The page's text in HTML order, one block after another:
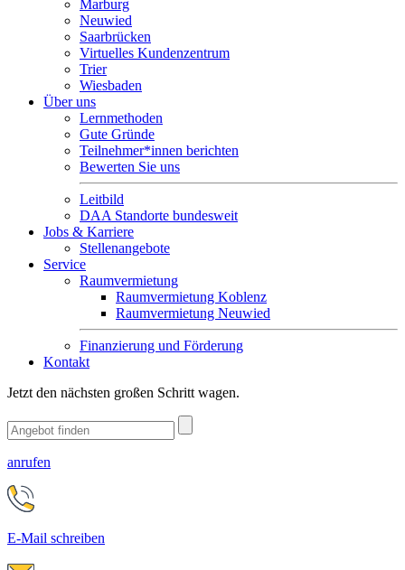
Marburg
Neuwied
Saarbrücken
Virtuelles Kundenzentrum
Trier
Wiesbaden
Über uns
Lernmethoden
Gute Gründe
Teilnehmer*innen berichten
Bewerten Sie uns
Leitbild
DAA Standorte bundesweit
Jobs & Karriere
Stellenangebote
Service
Raumvermietung
Raumvermietung Koblenz
Raumvermietung Neuwied
Finanzierung und Förderung
Kontakt
Jetzt den nächsten großen Schritt wagen.
anrufen
E-Mail schreiben